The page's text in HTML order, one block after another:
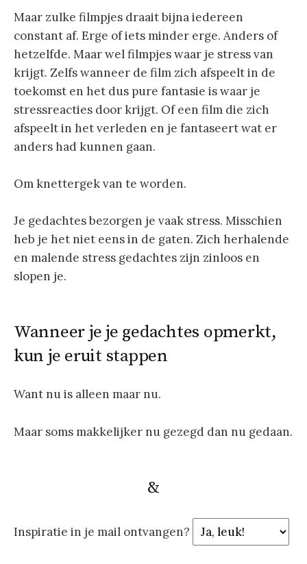
Maar zulke filmpjes draait bijna iedereen
constant af. Erge of iets minder erge. Anders of
hetzelfde. Maar wel filmpjes waar je stress van
krijgt. Zelfs wanneer de film zich afspeelt in de
toekomst en het dus pure fantasie is waar je
stressreacties door krijgt. Of een film die zich
afspeelt in het verleden en je fantaseert wat er
anders had kunnen gaan.
Om knettergek van te worden.
Je gedachtes bezorgen je vaak stress. Misschien
heb je het niet eens in de gaten. Zich herhalende
en malende stress gedachtes zijn zinloos en
slopen je.
Wanneer je je gedachtes opmerkt,
kun je eruit stappen
Want nu is alleen maar nu.
Maar soms makkelijker nu gezegd dan nu gedaan.
&
Inspiratie in je mail ontvangen?